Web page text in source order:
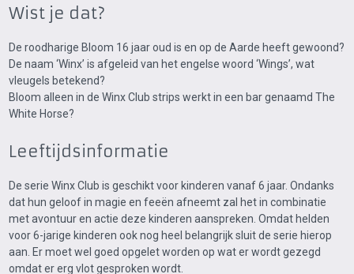
Wist je dat?
De roodharige Bloom 16 jaar oud is en op de Aarde heeft gewoond?
De naam ‘Winx’ is afgeleid van het engelse woord ‘Wings’, wat
vleugels betekend?
Bloom alleen in de Winx Club strips werkt in een bar genaamd The
White Horse?
Leeftijdsinformatie
De serie Winx Club is geschikt voor kinderen vanaf 6 jaar. Ondanks
dat hun geloof in magie en feeën afneemt zal het in combinatie
met avontuur en actie deze kinderen aanspreken. Omdat helden
voor 6-jarige kinderen ook nog heel belangrijk sluit de serie hierop
aan. Er moet wel goed opgelet worden op wat er wordt gezegd
omdat er erg vlot gesproken wordt.